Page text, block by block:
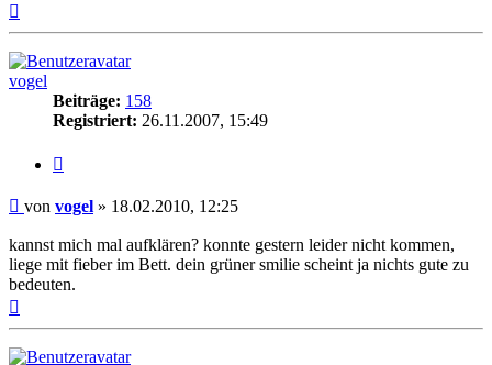
vogel
Beiträge: 158
Registriert: 26.11.2007, 15:49
Beitrag
von vogel » 18.02.2010, 12:25
kannst mich mal aufklären? konnte gestern leider nicht kommen,
liege mit fieber im Bett. dein grüner smilie scheint ja nichts gute zu
bedeuten.